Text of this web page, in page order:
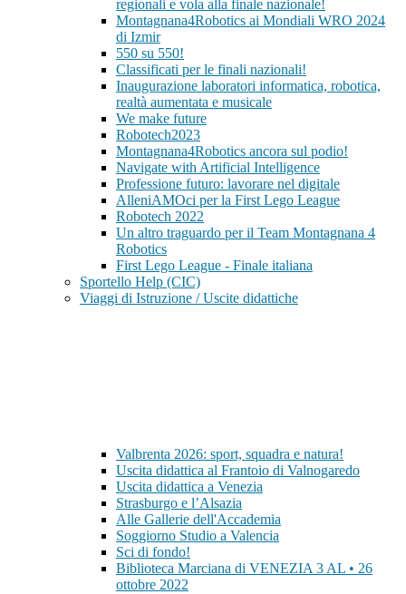
regionali e vola alla finale nazionale!
Montagnana4Robotics ai Mondiali WRO 2024
di Izmir
550 su 550!
Classificati per le finali nazionali!
Inaugurazione laboratori informatica, robotica,
realtà aumentata e musicale
We make future
Robotech2023
Montagnana4Robotics ancora sul podio!
Navigate with Artificial Intelligence
Professione futuro: lavorare nel digitale
AlleniAMOci per la First Lego League
Robotech 2022
Un altro traguardo per il Team Montagnana 4
Robotics
First Lego League - Finale italiana
Sportello Help (CIC)
Viaggi di Istruzione / Uscite didattiche
Valbrenta 2026: sport, squadra e natura!
Uscita didattica al Frantoio di Valnogaredo
Uscita didattica a Venezia
Strasburgo e l’Alsazia
Alle Gallerie dell'Accademia
Soggiorno Studio a Valencia
Sci di fondo!
Biblioteca Marciana di VENEZIA 3 AL • 26
ottobre 2022